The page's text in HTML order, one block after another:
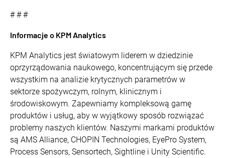
# # #
Informacje o KPM Analytics
KPM Analytics jest światowym liderem w dziedzinie
oprzyrządowania naukowego, koncentrującym się przede
wszystkim na analizie krytycznych parametrów w
sektorze spożywczym, rolnym, klinicznym i
środowiskowym. Zapewniamy kompleksową gamę
produktów i usług, aby w wyjątkowy sposób rozwiązać
problemy naszych klientów. Naszymi markami produktów
są AMS Alliance, CHOPIN Technologies, EyePro System,
Process Sensors, Sensortech, Sightline i Unity Scientific.